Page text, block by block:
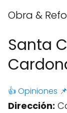
Obra &
Santa
👍 Opiniones
Dirección: